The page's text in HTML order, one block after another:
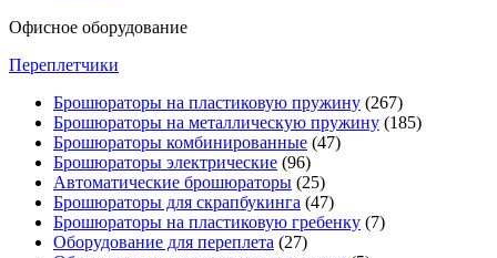
Офисное оборудование
Переплетчики
Брошюраторы на пластиковую пружину (267)
Брошюраторы на металлическую пружину (185)
Брошюраторы комбинированные (47)
Брошюраторы электрические (96)
Автоматические брошюраторы (25)
Брошюраторы для скрапбукинга (47)
Брошюраторы на пластиковую гребенку (7)
Оборудование для переплета (27)